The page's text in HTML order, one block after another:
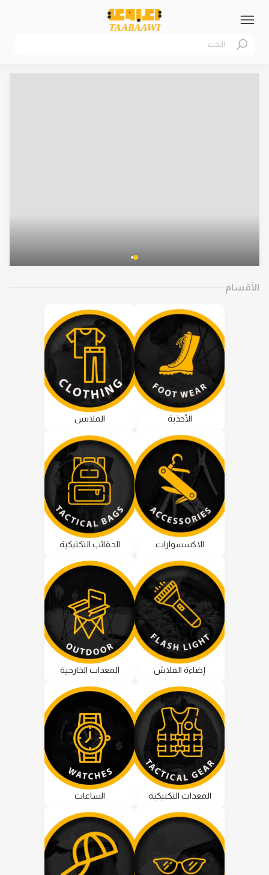
الأقسام
الأحذية الملابس
الاكسسوارات الحقائب التكتيكية
إضاءة الفلاش المعدات الخارجية
المعدات التكتيكية الساعات